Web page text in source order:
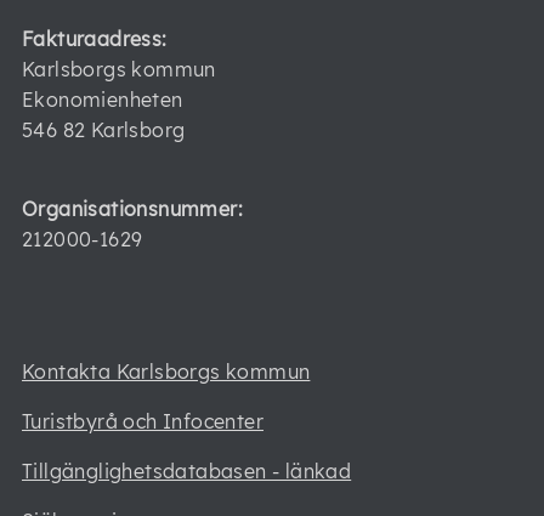
Fakturaadress:
Karlsborgs kommun
Ekonomienheten
546 82 Karlsborg
Organisationsnummer:
212000-1629
Kontakta Karlsborgs kommun
Turistbyrå och Infocenter
Tillgänglighetsdatabasen - länkad